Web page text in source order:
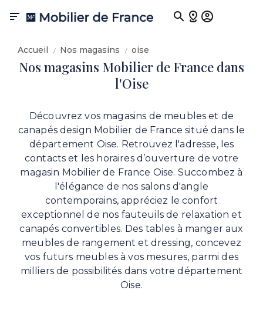

Accueil Nos magasins oise
Nos magasins Mobilier de France dans
l'Oise
Découvrez vos magasins de meubles et de
canapés design Mobilier de France situé dans le
département Oise. Retrouvez l'adresse, les
contacts et les horaires d’ouverture de votre
magasin Mobilier de France Oise. Succombez à
l'élégance de nos salons d'angle
contemporains, appréciez le confort
exceptionnel de nos fauteuils de relaxation et
canapés convertibles. Des tables à manger aux
meubles de rangement et dressing, concevez
vos futurs meubles à vos mesures, parmi des
milliers de possibilités dans votre département
Oise.